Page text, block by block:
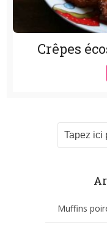
Crêpes
Muffins